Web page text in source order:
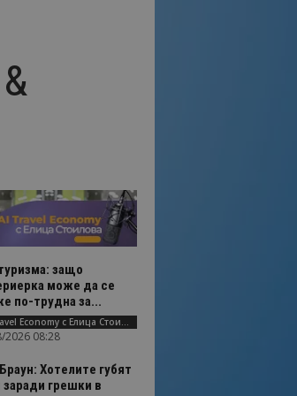
защо
може да се
по-трудна за...
AI Travel Economy с Елица Стоилова
2026 08:28
Хотелите губят
заради грешки в